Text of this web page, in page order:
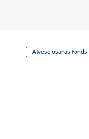
Atveseļošanas fonds